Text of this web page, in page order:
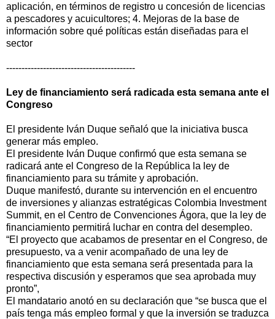
aplicación, en términos de registro u concesión de licencias
a pescadores y acuicultores; 4. Mejoras de la base de
información sobre qué políticas están diseñadas para el
sector
------------------------------------------
Ley de financiamiento será radicada esta semana ante el
Congreso
El presidente Iván Duque señaló que la iniciativa busca
generar más empleo.
El presidente Iván Duque confirmó que esta semana se
radicará ante el Congreso de la República la ley de
financiamiento para su trámite y aprobación.
Duque manifestó, durante su intervención en el encuentro
de inversiones y alianzas estratégicas Colombia Investment
Summit, en el Centro de Convenciones Ágora, que la ley de
financiamiento permitirá luchar en contra del desempleo.
“El proyecto que acabamos de presentar en el Congreso, de
presupuesto, va a venir acompañado de una ley de
financiamiento que esta semana será presentada para la
respectiva discusión y esperamos que sea aprobada muy
pronto”,
El mandatario anotó en su declaración que “se busca que el
país tenga más empleo formal y que la inversión se traduzca